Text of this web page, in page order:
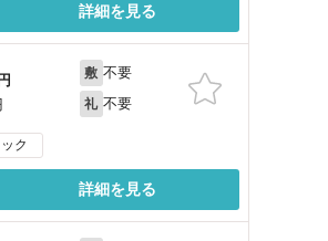
詳細を見る
敷 不要
礼 不要
ク
詳細を見る